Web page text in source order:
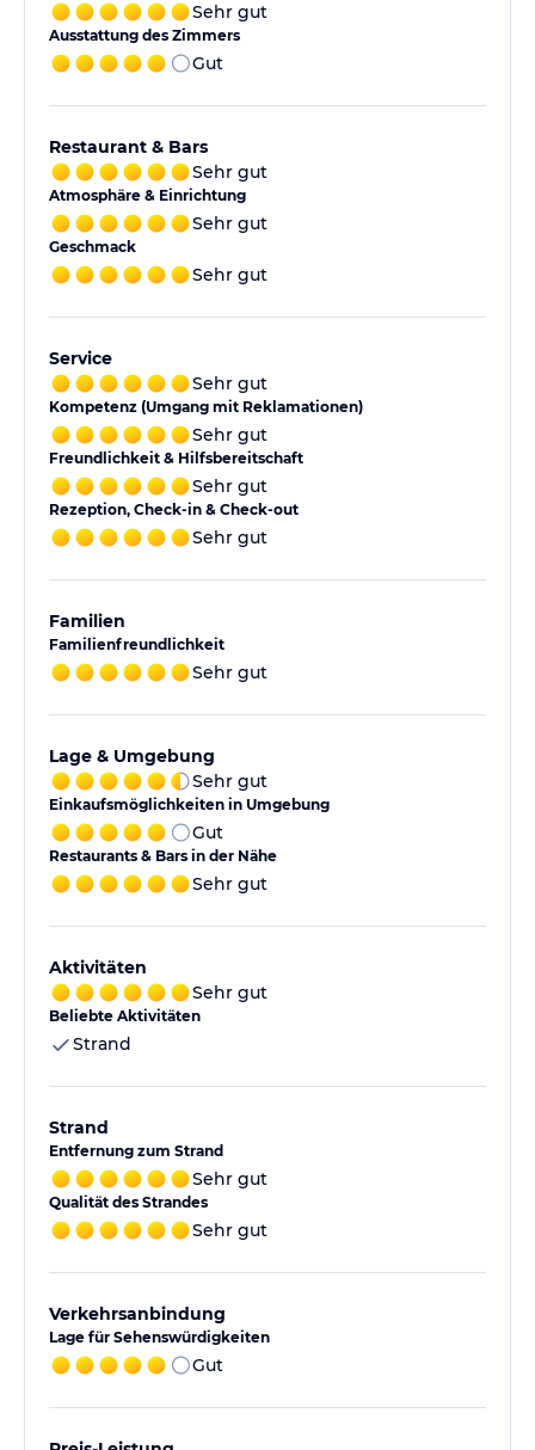
Sehr gut
Ausstattung des Zimmers
Gut
Restaurant & Bars
Sehr gut
Atmosphäre & Einrichtung
Sehr gut
Geschmack
Sehr gut
Service
Sehr gut
Kompetenz (Umgang mit Reklamationen)
Sehr gut
Freundlichkeit & Hilfsbereitschaft
Sehr gut
Rezeption, Check-in & Check-out
Sehr gut
Familien
Familienfreundlichkeit
Sehr gut
Lage & Umgebung
Sehr gut
Einkaufsmöglichkeiten in Umgebung
Gut
Restaurants & Bars in der Nähe
Sehr gut
Aktivitäten
Sehr gut
Beliebte Aktivitäten
Strand
Strand
Entfernung zum Strand
Sehr gut
Qualität des Strandes
Sehr gut
Verkehrsanbindung
Lage für Sehenswürdigkeiten
Gut